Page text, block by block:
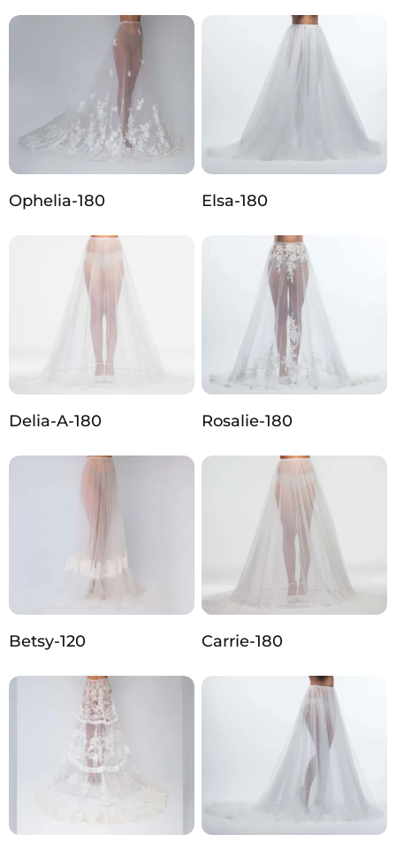
Ophelia-180 Elsa-180
Delia-A-180 Rosalie-180
Betsy-120 Carrie-180